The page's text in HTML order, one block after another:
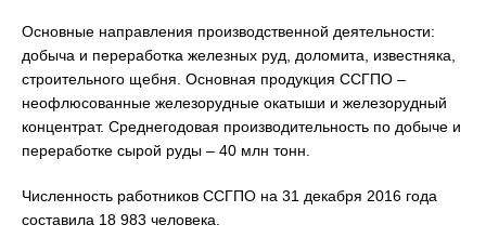
Основные направления производственной деятельности:
добыча и переработка железных руд, доломита, известняка,
строительного щебня. Основная продукция ССГПО –
неофлюсованные железорудные окатыши и железорудный
концентрат. Среднегодовая производительность по добыче и
переработке сырой руды – 40 млн тонн.
Численность работников ССГПО на 31 декабря 2016 года
составила 18 983 человека.